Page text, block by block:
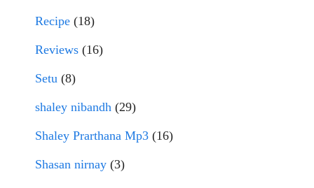
Recipe (18)
Reviews (16)
Setu (8)
shaley nibandh (29)
Shaley Prarthana Mp3 (16)
Shasan nirnay (3)